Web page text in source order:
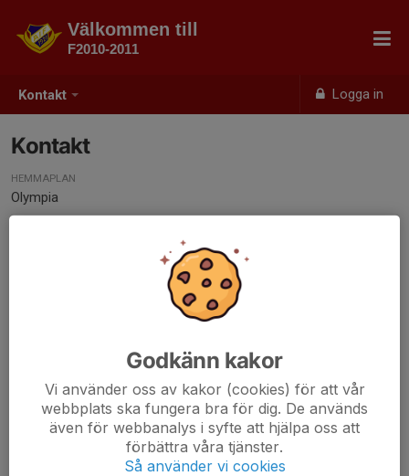
Kontakt Logga in
Välkommen till
F2010-2011
Kontakt
HEMMAPLAN
Olympia
Godkänn kakor
Vi använder oss av kakor (cookies) för att vår
webbplats ska fungera bra för dig. De används
även för webbanalys i syfte att hjälpa oss att
förbättra våra tjänster.
Så använder vi cookies